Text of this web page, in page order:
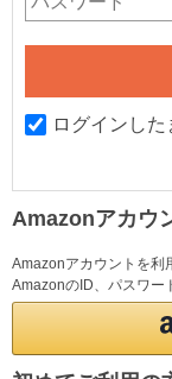
ログインした
Amazonアカウ
Amazonアカウントを利
AmazonのID、パスワー